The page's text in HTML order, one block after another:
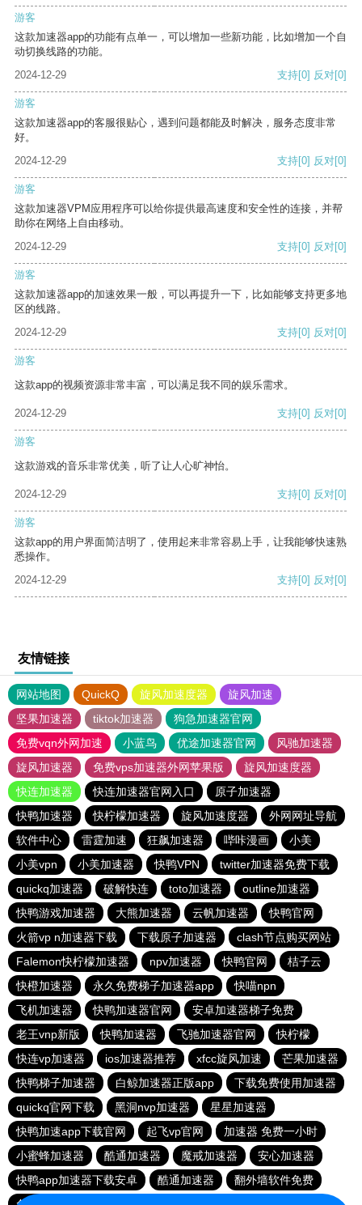
游客
这款加速器app的功能有点单一，可以增加一些新功能，比如增加一个自
动切换线路的功能。
2024-12-29
支持[0] 反对[0]
游客
这款加速器app的客服很贴心，遇到问题都能及时解决，服务态度非常
好。
2024-12-29
支持[0] 反对[0]
游客
这款加速器VPM应用程序可以给你提供最高速度和安全性的连接，并帮
助你在网络上自由移动。
2024-12-29
支持[0] 反对[0]
游客
这款加速器app的加速效果一般，可以再提升一下，比如能够支持更多地
区的线路。
2024-12-29
支持[0] 反对[0]
游客
这款app的视频资源非常丰富，可以满足我不同的娱乐需求。
2024-12-29 支持[0] 反对[0]
游客
这款游戏的音乐非常优美，听了让人心旷神怡。
2024-12-29 支持[0] 反对[0]
游客
这款app的用户界面简洁明了，使用起来非常容易上手，让我能够快速熟
悉操作。
2024-12-29
支持[0] 反对[0]
友情链接
网站地图 QuickQ 旋风加速度器
旋风加速
坚果加速器
tiktok加速器
狗急加速器官网
免费vqn外网加速
小蓝鸟 优途加速器官网
风驰加速器
旋风加速器
免费vps加速器外网苹果版
旋风加速度器
快连加速器
快连加速器官网入口
原子加速器
快鸭加速器
快柠檬加速器 旋风加速度器
外网网址导航
软件中心
雷霆加速 狂飙加速器 哔咔漫画
小美
小美vpn
小美加速器 快鸭VPN
twitter加速器免费下载
quickq加速器
破解快连 toto加速器
outline加速器
快鸭游戏加速器
大熊加速器 云帆加速器
快鸭官网
火箭vp n加速器下载
下载原子加速器
clash节点购买网站
Falemon快柠檬加速器
npv加速器 快鸭官网
桔子云
快橙加速器
永久免费梯子加速器app
快喵npn
飞机加速器
快鸭加速器官网
安卓加速器梯子免费
老王vnp新版
快鸭加速器 飞驰加速器官网
快柠檬
快连vp加速器
ios加速器推荐 xfcc旋风加速
芒果加速器
快鸭梯子加速器
白鲸加速器正版app
下载免费使用加速器
quickq官网下载
黑洞nvp加速器
星星加速器
快鸭加速app下载官网
起飞vp官网
加速器 免费一小时
小蜜蜂加速器
酷通加速器 魔戒加速器
安心加速器
快鸭app加速器下载安卓
酷通加速器
翻外墙软件免费